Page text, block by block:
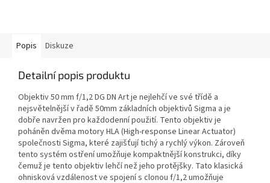
Popis Diskuze
Detailní popis produktu
Objektiv 50 mm f/1,2 DG DN Art je nejlehčí ve své třídě a
nejsvětelnější v řadě 50mm základních objektivů Sigma a je
dobře navržen pro každodenní použití. Tento objektiv je
poháněn dvěma motory HLA (High-response Linear Actuator)
společnosti Sigma, které zajišťují tichý a rychlý výkon. Zároveň
tento systém ostření umožňuje kompaktnější konstrukci, díky
čemuž je tento objektiv lehčí než jeho protějšky. Tato klasická
ohnisková vzdálenost ve spojení s clonou f/1,2 umožňuje